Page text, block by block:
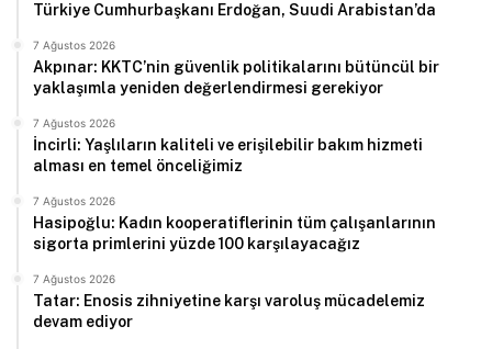
Türkiye Cumhurbaşkanı Erdoğan, Suudi Arabistan’da
7 Ağustos 2026
Akpınar: KKTC’nin güvenlik politikalarını bütüncül bir
yaklaşımla yeniden değerlendirmesi gerekiyor
7 Ağustos 2026
İncirli: Yaşlıların kaliteli ve erişilebilir bakım hizmeti
alması en temel önceliğimiz
7 Ağustos 2026
Hasipoğlu: Kadın kooperatiflerinin tüm çalışanlarının
sigorta primlerini yüzde 100 karşılayacağız
7 Ağustos 2026
Tatar: Enosis zihniyetine karşı varoluş mücadelemiz
devam ediyor